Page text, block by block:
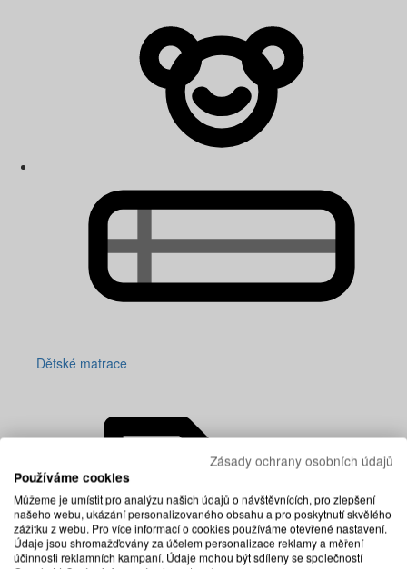
Dětské matrace
Zásady ochrany osobních údajů
Používáme cookies
Můžeme je umístit pro analýzu našich údajů o návštěvnících, pro zlepšení
našeho webu, ukázání personalizovaného obsahu a pro poskytnutí skvělého
zážitku z webu. Pro více informací o cookies používáme otevřené nastavení.
Údaje jsou shromažďovány za účelem personalizace reklamy a měření
účinnosti reklamních kampaní. Údaje mohou být sdíleny se společností